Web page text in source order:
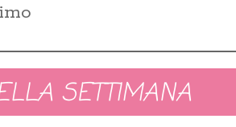
SETTIMANA